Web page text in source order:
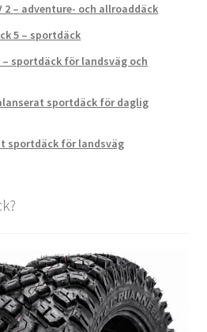
2 – adventure- och allroaddäck
5 – sportdäck
– sportdäck för landsväg och
sportdäck för daglig
sportdäck för landsväg